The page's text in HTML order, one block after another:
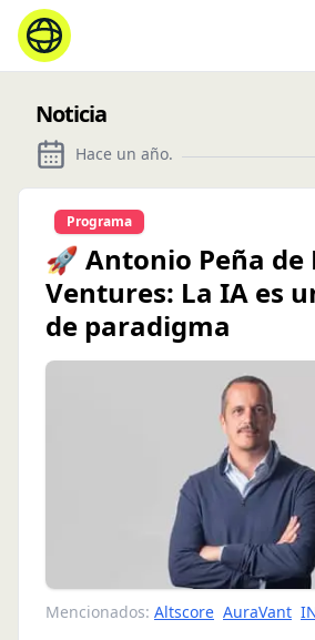
Noticia
Hace un año.
Programa
🚀 Antonio Peña de
Ventures: La IA es
de paradigma
Mencionados: Altscore AuraVant